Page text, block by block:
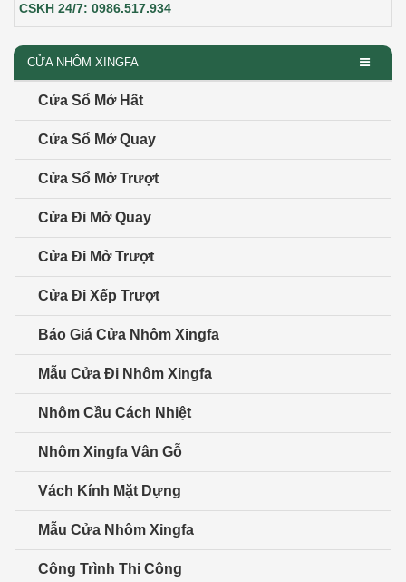
CSKH 24/7: 0986.517.934
CỬA NHÔM XINGFA
Cửa Sổ Mở Hất
Cửa Sổ Mở Quay
Cửa Sổ Mở Trượt
Cửa Đi Mở Quay
Cửa Đi Mở Trượt
Cửa Đi Xếp Trượt
Báo Giá Cửa Nhôm Xingfa
Mẫu Cửa Đi Nhôm Xingfa
Nhôm Cầu Cách Nhiệt
Nhôm Xingfa Vân Gỗ
Vách Kính Mặt Dựng
Mẫu Cửa Nhôm Xingfa
Công Trình Thi Công